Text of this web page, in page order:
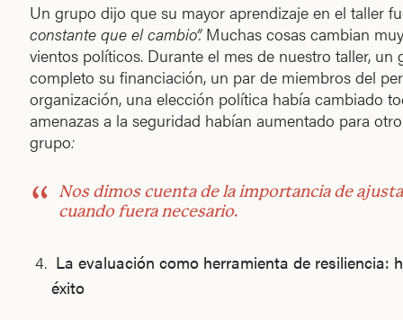
Un grupo dijo que su mayor aprendizaje en el taller
constante que el cambio”.Muchas cosas cambian
vientos políticos. Durante el mes de nuestro taller,
completo su financiación, un par de miembros del
organización, una elección política había cambiado
amenazas a la seguridad habían aumentado para
grupo:
Nos dimos cuenta de la importancia de
cuando fuera necesario.
La evaluación como herramienta de resiliencia:
éxito